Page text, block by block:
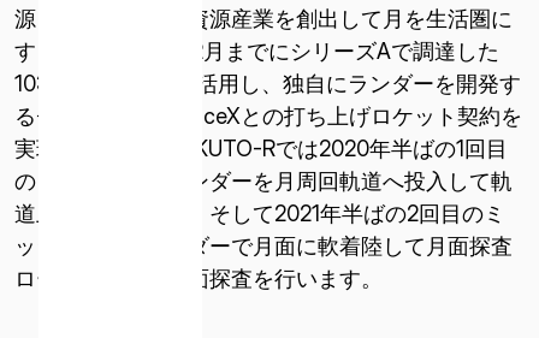
源を軸とした宇宙資源産業を創出して月を生活圏に
するため、2018年2月までにシリーズAで調達した
103.5億円の資金を活用し、独自にランダーを開発す
るチーム作りとSpaceXとの打ち上げロケット契約を
実現しました。HAKUTO-Rでは2020年半ばの1回目
のミッションでランダーを月周回軌道へ投入して軌
道上からの月探査、そして2021年半ばの2回目のミ
ッションではランダーで月面に軟着陸して月面探査
ローバーによる月面探査を行います。